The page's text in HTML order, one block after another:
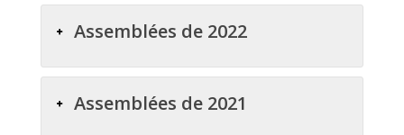
Assemblées de 2022
Assemblées de 2021